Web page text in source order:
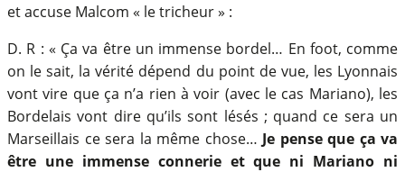
et accuse Malcom « le tricheur » :
D. R : « Ça va être un immense bordel… En foot, comme
on le sait, la vérité dépend du point de vue, les Lyonnais
vont vire que ça n’a rien à voir (avec le cas Mariano), les
Bordelais vont dire qu’ils sont lésés ; quand ce sera un
Marseillais ce sera la même chose… Je pense que ça va
être une immense connerie et que ni Mariano ni